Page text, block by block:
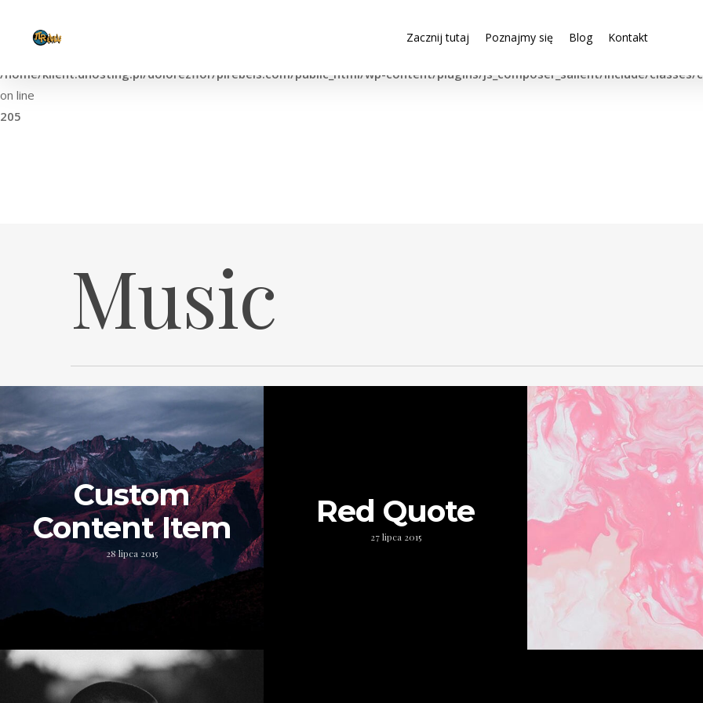
Warning
/home/klient.dhosting.pl/dolorezflor/pirebels.com/public_html/wp-content/plugins/js_composer_salient/include/classes/
on line
205
Zacznij tutaj Poznajmy się Blog Kontakt
Music
Custom
Content Item
28 lipca 2015
Red Quote
27 lipca 2015